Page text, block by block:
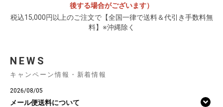
後する場合がございます）
税込15,000円以上のご注文で【全国一律で送料＆代引き手数料無
料】※沖縄除く
NEWS
キャンペーン情報・新着情報
2026/08/05
メール便送料について